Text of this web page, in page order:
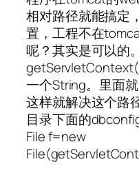
相对路径就能搞定
置，工程不在
呢？其实是可以的。
一个String。里面
这样就解决这个路
目录下面的
File f=new